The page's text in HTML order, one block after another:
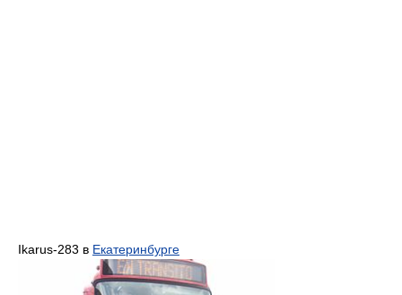
Ikarus-283 в Екатеринбурге